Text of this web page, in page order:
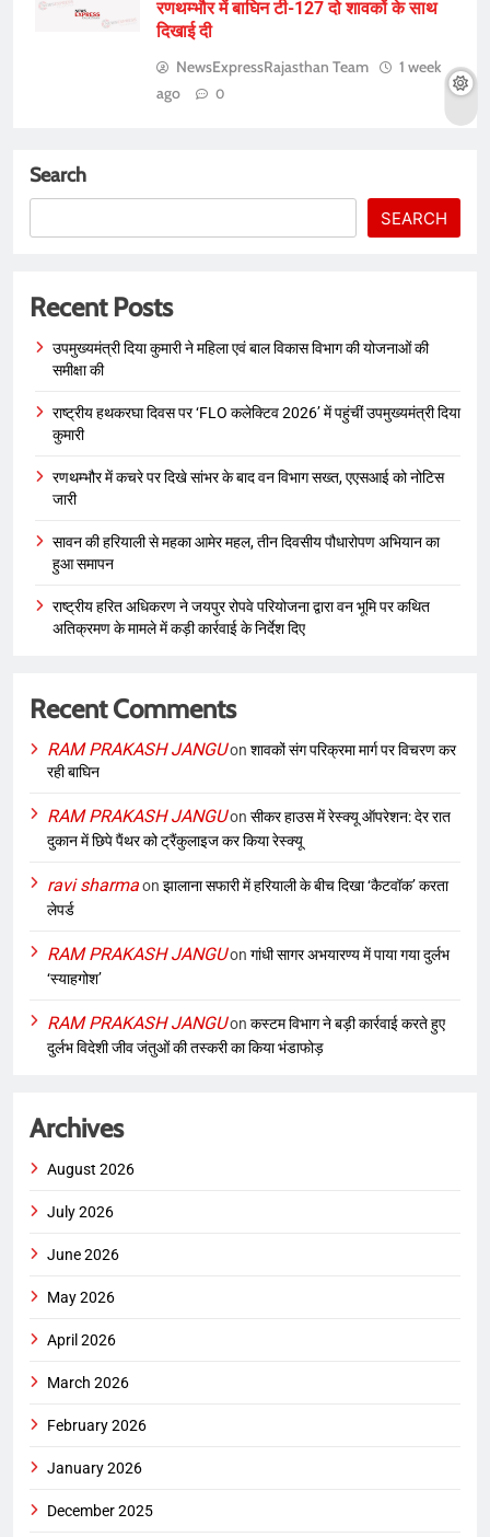
रणथम्भौर में बाघिन टी-127 दो शावकों के साथ
दिखाई दी
NewsExpressRajasthan Team
1 week
ago
0
Search
SEARCH
Recent Posts
उपमुख्यमंत्री दिया कुमारी ने महिला एवं बाल विकास विभाग की योजनाओं की
समीक्षा की
राष्ट्रीय हथकरघा दिवस पर ‘FLO कलेक्टिव 2026’ में पहुंचीं उपमुख्यमंत्री दिया
कुमारी
रणथम्भौर में कचरे पर दिखे सांभर के बाद वन विभाग सख्त, एएसआई को नोटिस
जारी
सावन की हरियाली से महका आमेर महल, तीन दिवसीय पौधारोपण अभियान का
हुआ समापन
राष्ट्रीय हरित अधिकरण ने जयपुर रोपवे परियोजना द्वारा वन भूमि पर कथित
अतिक्रमण के मामले में कड़ी कार्रवाई के निर्देश दिए
Recent Comments
RAM PRAKASH JANGUon शावकों संग परिक्रमा मार्ग पर विचरण कर
रही बाघिन
RAM PRAKASH JANGUon सीकर हाउस में रेस्क्यू ऑपरेशन: देर रात
दुकान में छिपे पैंथर को ट्रैंकुलाइज कर किया रेस्क्यू
ravi sharmaon झालाना सफारी में हरियाली के बीच दिखा ‘कैटवॉक’ करता
लेपर्ड
RAM PRAKASH JANGUon गांधी सागर अभयारण्य में पाया गया दुर्लभ
‘स्याहगोश’
RAM PRAKASH JANGUon कस्टम विभाग ने बड़ी कार्रवाई करते हुए
दुर्लभ विदेशी जीव जंतुओं की तस्करी का किया भंडाफोड़
Archives
August 2026
July 2026
June 2026
May 2026
April 2026
March 2026
February 2026
January 2026
December 2025